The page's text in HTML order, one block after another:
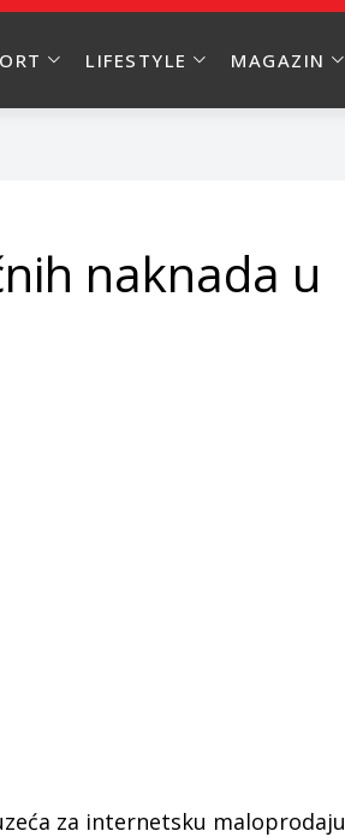
LIFESTYLE MAGAZIN
naknada u
za internetsku maloprodaju